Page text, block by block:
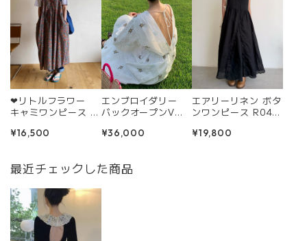
❤︎リトルフラワー
キャミワンピース 2
¥16,500
エンブロイダリー
バックオープンV
3
¥36,000
エアリーリネン ボタ
ンワンピース R042
¥19,800
最近チェックした商品